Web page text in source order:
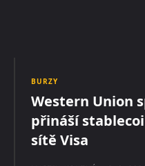
BURZY
Western Union
přináší
sítě Visa